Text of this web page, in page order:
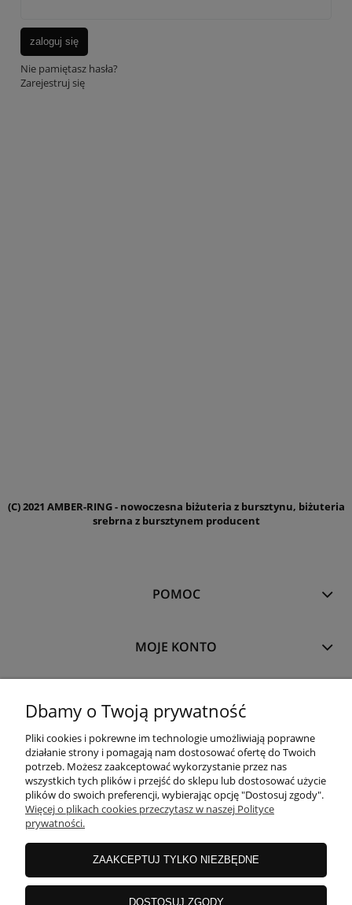
zaloguj się
Nie pamiętasz hasła?
Zarejestruj się
(C) 2021 AMBER-RING - nowoczesna biżuteria z bursztynu, biżuteria
srebrna z bursztynem producent
POMOC
MOJE KONTO
INFORMACJE
O NAS
Dbamy o Twoją prywatność
Pliki cookies i pokrewne im technologie umożliwiają poprawne
działanie strony i pomagają nam dostosować ofertę do Twoich
potrzeb. Możesz zaakceptować wykorzystanie przez nas
wszystkich tych plików i przejść do sklepu lub dostosować użycie
plików do swoich preferencji, wybierając opcję "Dostosuj zgody".
Więcej o plikach cookies przeczytasz w naszej Polityce
prywatności.
ZAAKCEPTUJ TYLKO NIEZBĘDNE
DOSTOSUJ ZGODY